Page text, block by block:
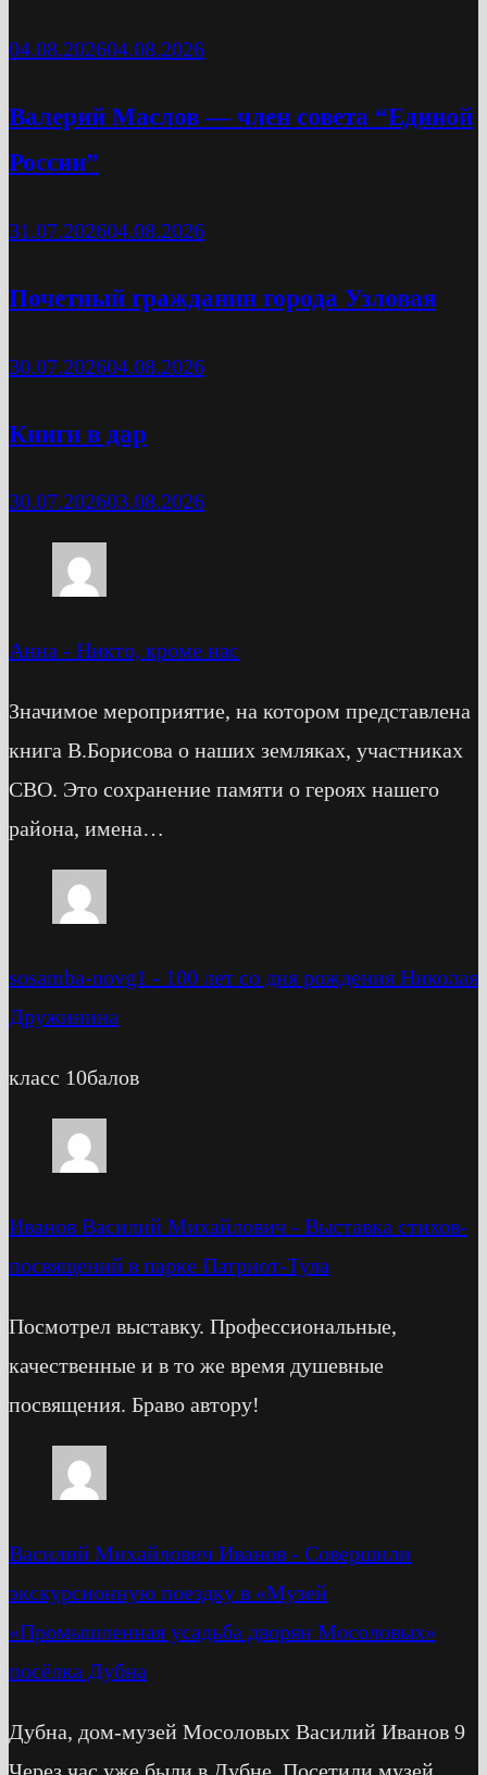
04.08.202604.08.2026
Валерий Маслов — член совета “Единой
России”
31.07.202604.08.2026
Почетный гражданин города Узловая
30.07.202604.08.2026
Книги в дар
30.07.202603.08.2026
Анна - Никто, кроме нас
Значимое мероприятие, на котором представлена
книга В.Борисова о наших земляках, участниках
СВО. Это сохранение памяти о героях нашего
района, имена…
sosamba-novg1 - 100 лет со дня рождения Николая
Дружинина
класс 10балов
Иванов Василий Михайлович - Выставка стихов-
посвящений в парке Патриот-Тула
Посмотрел выставку. Профессиональные,
качественные и в то же время душевные
посвящения. Браво автору!
Василий Михайлович Иванов - Cовершили
экскурсионную поездку в «Музей
«Промышленная усадьба дворян Мосоловых»
посёлка Дубна
Дубна, дом-музей Мосоловых Василий Иванов 9